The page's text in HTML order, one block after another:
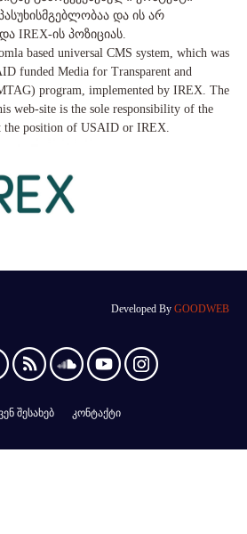
და ის არ
IREX-ის პოზიციას.
based universal CMS system, which was
funded Media for Transparent and
program, implemented by IREX. The
web-site is the sole responsibility of the
the position of USAID or IREX.
Developed By GOODWEB
შესახებ კონტაქტი